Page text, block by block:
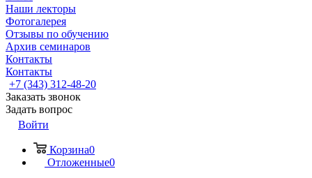
Наши лекторы
Фотогалерея
Отзывы по обучению
Архив семинаров
Контакты
Контакты
+7 (343) 312-48-20
Заказать звонок
Задать вопрос
Войти
Корзина0
Отложенные0